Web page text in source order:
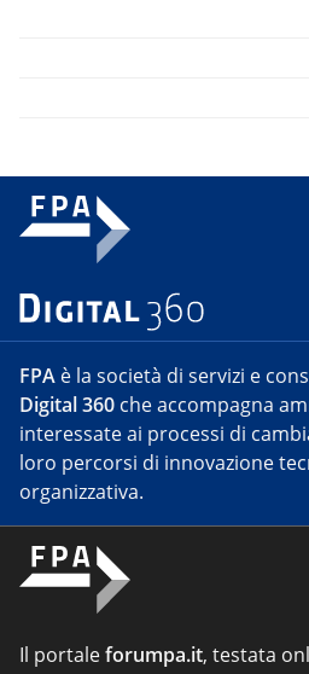
FPA è la società di servizi e
Digital 360 che accompagna
interessate ai processi di
loro percorsi di innovazione
organizzativa.
Il portaleforumpa.it, testata